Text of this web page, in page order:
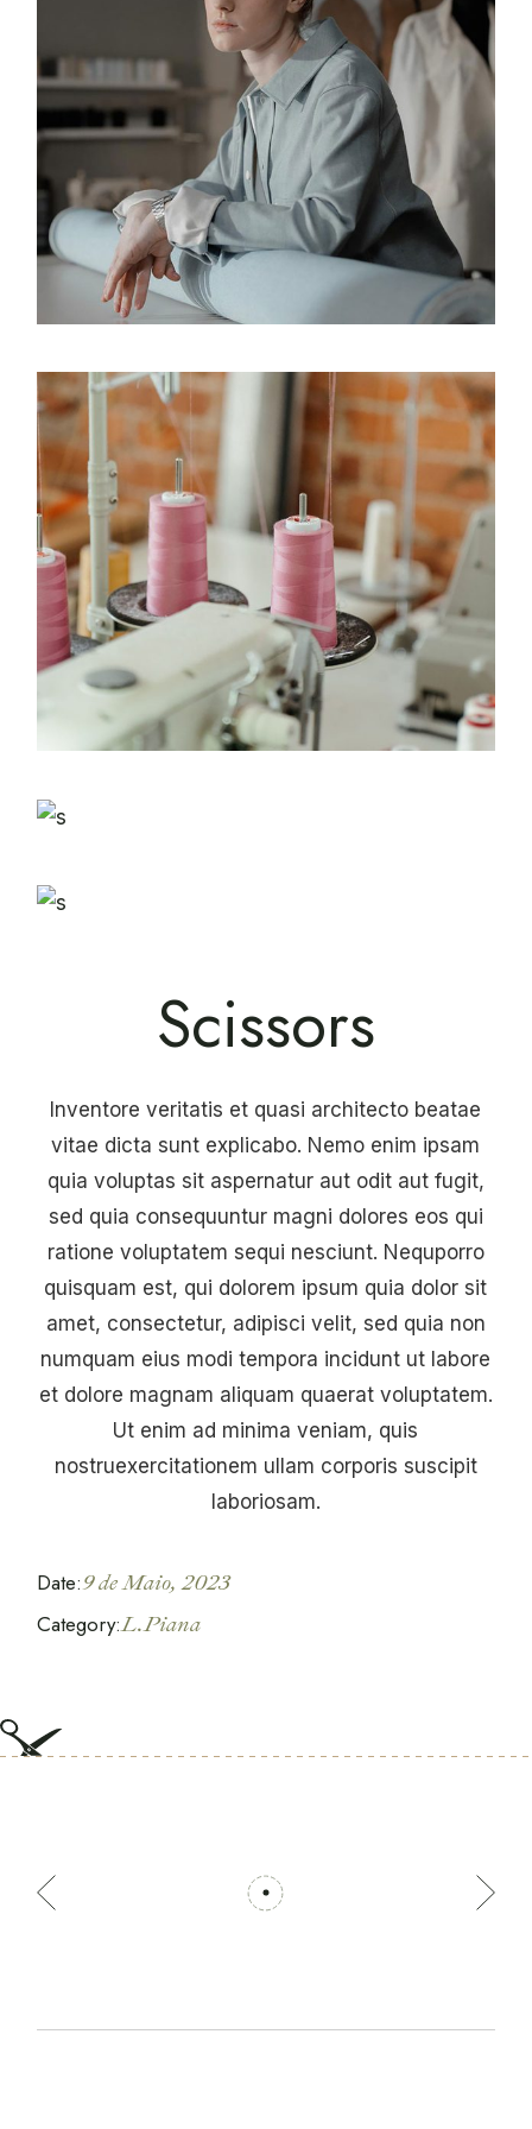
Scissors
Inventore veritatis et quasi architecto beatae
vitae dicta sunt explicabo. Nemo enim ipsam
quia voluptas sit aspernatur aut odit aut fugit,
sed quia consequuntur magni dolores eos qui
ratione voluptatem sequi nesciunt. Nequporro
quisquam est, qui dolorem ipsum quia dolor sit
amet, consectetur, adipisci velit, sed quia non
numquam eius modi tempora incidunt ut labore
et dolore magnam aliquam quaerat voluptatem.
Ut enim ad minima veniam, quis
nostruexercitationem ullam corporis suscipit
laboriosam.
Date:9 de Maio, 2023
Category:L.Piana